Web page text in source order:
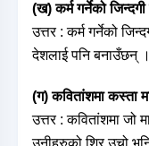
(ख) कर्म गर्नेको
उत्तर : कर्म गर्नेको
देशलाई पनि बनाउँछन् ।
(ग) कवितांशमा कस्ता
उत्तर : कवितांशमा जो
उनीहरुको शिर उचो